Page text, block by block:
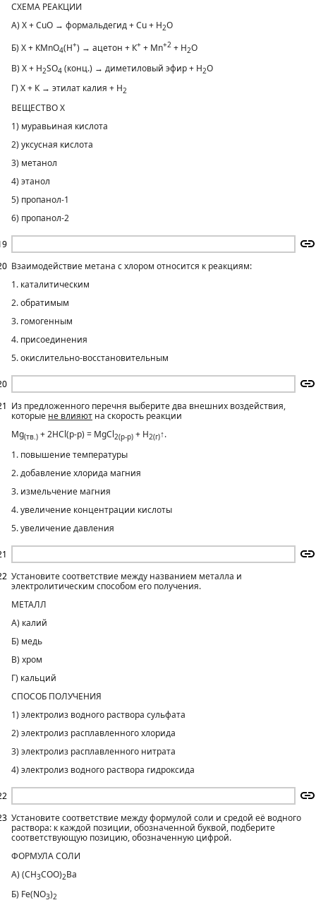
СХЕМА РЕАКЦИИ
А) X + СuО → формальдегид + Сu + Н2О
Б) X + КМnO4(Н+) → ацетон + К+ + Мn+2 + Н2O
В) X + H2SO4 (конц.) → диметиловый эфир + Н2O
Г) X + К → этилат калия + Н2
ВЕЩЕСТВО X
1) муравьиная кислота
2) уксусная кислота
3) метанол
4) этанол
5) пропанол-1
6) пропанол-2
Взаимодействие метана с хлором относится к реакциям:
1. каталитическим
2. обратимым
3. гомогенным
4. присоединения
5. окислительно-восстановительным
Из предложенного перечня выберите два внешних воздействия,
которые не влияют на скорость реакции
Мg(тв.) + 2НСl(р-p) = MgCl2(p-p) + Н2(г)↑.
1. повышение температуры
2. добавление хлорида магния
3. измельчение магния
4. увеличение концентрации кислоты
5. увеличение давления
Установите соответствие между названием металла и
электролитическим способом его получения.
МЕТАЛЛ
А) калий
Б) медь
В) хром
Г) кальций
СПОСОБ ПОЛУЧЕНИЯ
1) электролиз водного раствора сульфата
2) электролиз расплавленного хлорида
3) электролиз расплавленного нитрата
4) электролиз водного раствора гидроксида
Установите соответствие между формулой соли и средой её водного
раствора: к каждой позиции, обозначенной буквой, подберите
соответствующую позицию, обозначенную цифрой.
ФОРМУЛА СОЛИ
А) (СН3СОО)2Ва
Б) Fe(NO3)2